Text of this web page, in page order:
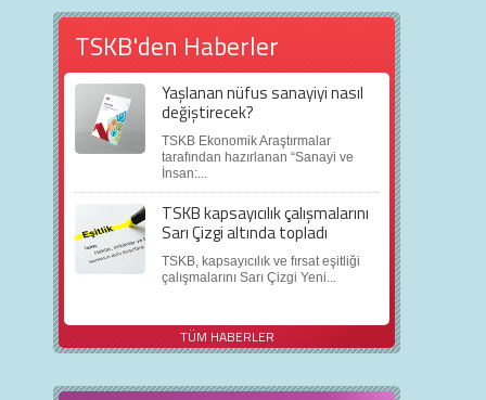
TSKB'den Haberler
Yaşlanan nüfus sanayiyi nasıl
değiştirecek?
TSKB Ekonomik Araştırmalar
tarafından hazırlanan “Sanayi ve
İnsan:...
TSKB kapsayıcılık çalışmalarını
Sarı Çizgi altında topladı
TSKB, kapsayıcılık ve fırsat eşitliği
çalışmalarını Sarı Çizgi Yeni...
TÜM HABERLER